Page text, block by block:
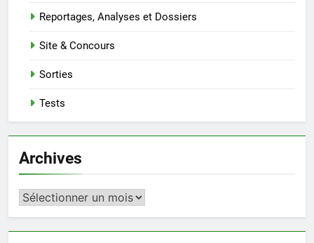
Reportages, Analyses et Dossiers
Site & Concours
Sorties
Tests
Archives
Archives